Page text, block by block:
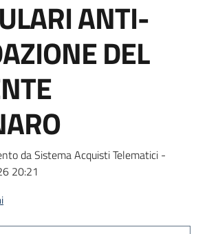
ANTI-
DEL
da Sistema Acquisti Telematici -
20:21